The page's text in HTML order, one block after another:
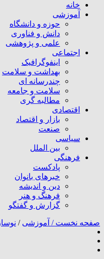
خانه
آموزشی
حوزه و دانشگاه
دانش و فناوری
علمی و پژوهشی
اجتماعی
اینفوگرافیک
بهداشت و سلامت
چندرسانه ای
سلامت و جامعه
مطالبه گری
اقتصادی
بازار و اقتصاد
صنعت
سیاسی
بین الملل
فرهنگی
پادکست
خبرهای بانوان
دین و اندیشه
فرهنگ و هنر
گزارش و گفتگو
صفحه نخست / آموزشی /